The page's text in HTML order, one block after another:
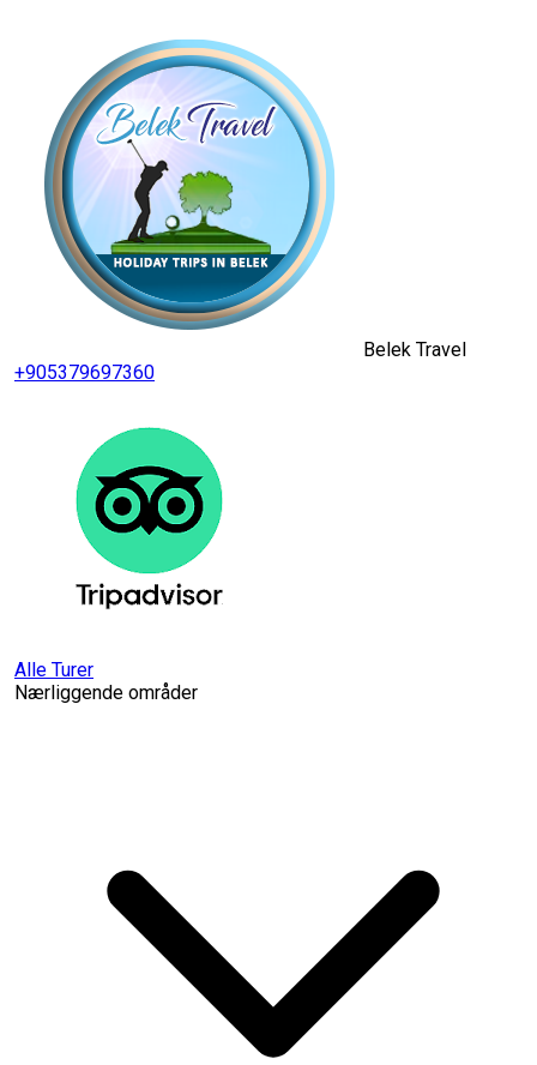
Belek Travel
+905379697360
Alle Turer
Nærliggende områder